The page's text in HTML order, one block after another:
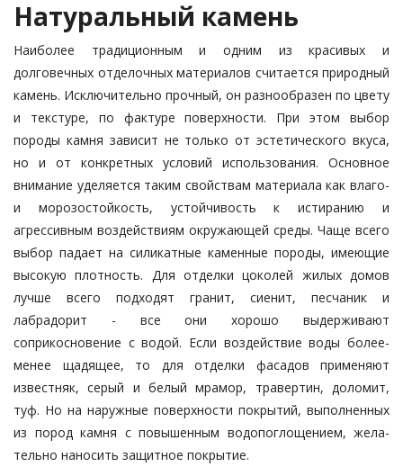
Натуральный камень
Наиболее традиционным и одним из красивых и
долговечных отделоч­ных материалов считается природный
камень. Исключительно прочный, он разнообразен по цвету
и текстуре, по фактуре поверхности. При этом вы­бор
породы камня зависит не толь­ко от эстетического вкуса,
но и от конкретных условий использования. Основное
внимание уделяется таким свойствам материала как влаго-
и морозостойкость, устойчивость к ис­ти­ранию и
агрессивным воз­дей­стви­ям окружающей среды. Чаще всего
вы­бор падает на силикатные каменные по­роды, имеющие
высокую плотность. Для отделки цоколей жилых домов
лучше всего подходят гранит, сиенит, песчаник и
лабрадорит - все они хоро­шо выдерживают
соприкосновение с водой. Если воздействие воды более-
менее щадящее, то для отделки фаса­дов применяют
известняк, серый и белый мрамор, травертин, доломит,
туф. Но на наружные поверхности покрытий, выполненных
из пород камня c по­вышенным водопоглощением, же­ла­
тельно наносить защитное покры­тие.